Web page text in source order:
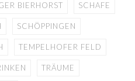
BIERHORST SCHAFE
SCHÖPPINGEN
TEMPELHOFER FELD
TRÄUME